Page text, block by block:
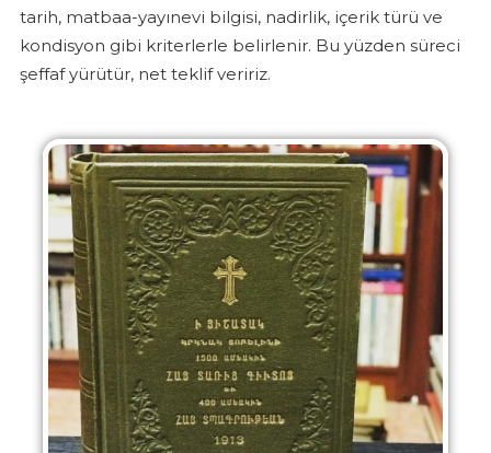
tarih, matbaa-yayınevi bilgisi, nadirlik, içerik türü ve
kondisyon gibi kriterlerle belirlenir. Bu yüzden süreci
şeffaf yürütür, net teklif veririz.